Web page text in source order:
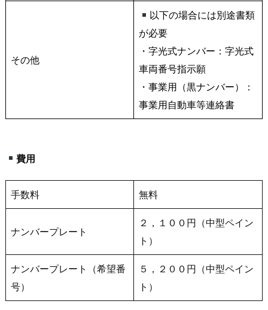
その他
以下の場合には別途書類
が必要
・字光式ナンバー：字光式
車両番号指示願
・事業用（黒ナンバー）：
事業用自動車等連絡書
費用
手数料 無料
ナンバープレート
２，１００円（中型ペイン
ト）
ナンバープレート（希望番
号）
５，２００円（中型ペイン
ト）